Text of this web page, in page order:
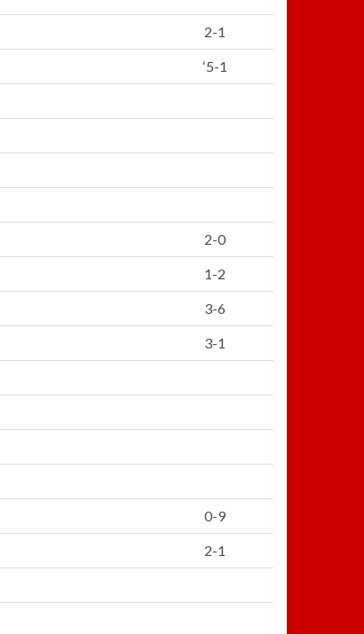
2-1
‘5-1
2-0
1-2
3-6
3-1
0-9
2-1